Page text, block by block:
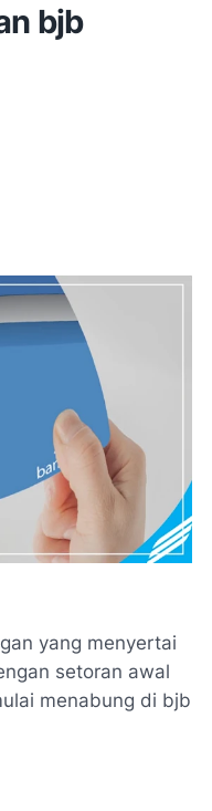
bjb
yang menyertai
setoran awal
menabung di bjb